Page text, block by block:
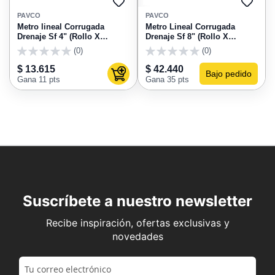
AGREGAR
FAVORITOS
PAVCO
Metro lineal Corrugada
Drenaje Sf 4" (Rollo X
100Metro lineal) Pavco
(0)
$ 13.615
Gana 11 pts Agregar al carrito
PAVCO
Metro Lineal Corrugada
Drenaje Sf 8" (Rollo X
35Metro Lineal) Pavco
(0)
$ 42.440
Gana 35 pts
Bajo pedido
Suscríbete a nuestro newsletter
Recibe inspiración, ofertas exclusivas y
novedades